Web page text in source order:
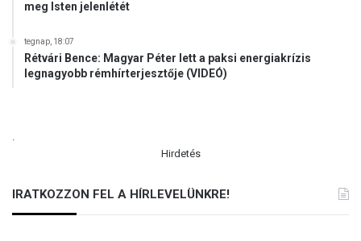
meg Isten jelenlétét
tegnap, 18:07
Rétvári Bence: Magyar Péter lett a paksi energiakrízis
legnagyobb rémhírterjesztője (VIDEÓ)
.
Hirdetés
IRATKOZZON FEL A HÍRLEVELÜNKRE!